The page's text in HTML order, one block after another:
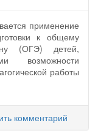
применение
к общему
(ОГЭ) детей,
возможности
работы
комментарий